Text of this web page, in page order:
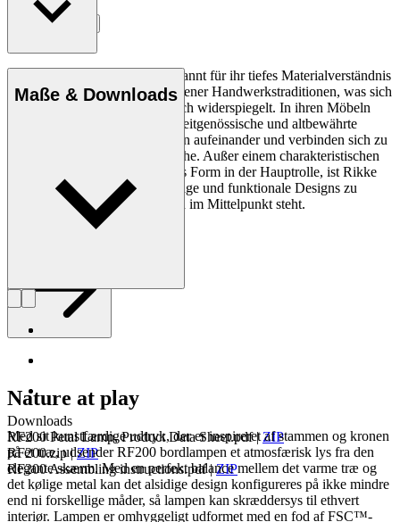
Entdecke mehr
Rikke Frost (geb. 1973) ist bekannt für ihr tiefes Materialverständnis
und die Kombination verschiedener Handwerkstraditionen, was sich
in ihrem Designportfolio deutlich widerspiegelt. In ihren Möbeln
und ihrer Beleuchtung treffen zeitgenössische und altbewährte
Designkonzepte und Materialien aufeinander und verbinden sich zu
einer organischen Formensprache. Außer einem charakteristischen
Ausdruck, oft mit dem Kreis als Form in der Hauptrolle, ist Rikke
Frost daran interessiert, langlebige und funktionale Designs zu
schaffen, bei denen der Mensch im Mittelpunkt steht.
Maße & Downloads
Downloads
RF200 Petal Lamp, Product Data Sheet.pdf|ZIP
RF200.zip|ZIP
RF200 Assembling instructions.pdf|ZIP
Nature at play
Med sit kunstfærdige udtryk, der er inspireret af stammen og kronen
på et træ, udsender RF200 bordlampen et atmosfærisk lys fra den
elegante skærm. Med en perfekt balance mellem det varme træ og
det kølige metal kan det alsidige design konfigureres på ikke mindre
end ni forskellige måder, så lampen kan skræddersys til ethvert
interiør. Lampen er omhyggeligt udformet med en fod af FSC™-